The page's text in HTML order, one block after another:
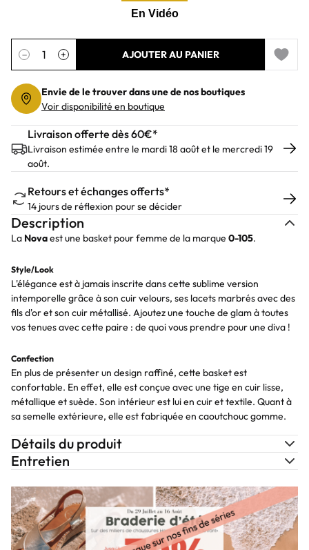
Quantité
− + AJOUTER AU PANIER
Add to
Envie de le trouver dans une de nos boutiques
Voir disponibilité en boutique
Livraison offerte dès 60€*
Livraison estimée entre le mardi 18 août et le mercredi 19
août.
Retours et échanges offerts*
14 jours de réflexion pour se décider
Description
La Novaest une basket pour femme de la marque 0-105.
Style/Look
L'élégance est à jamais inscrite dans cette sublime version
intemporelle grâce à son cuir velours, ses lacets marbrés avec des
fils d'or et son cuir métallisé. Ajoutez une touche de glam à toutes
vos tenues avec cette paire : de quoi vous prendre pour une diva !
Confection
En plus de présenter un design raffiné, cette basket est
confortable. En effet, elle est conçue avec une tige en cuir lisse,
métallique et suède. Son intérieur est lui en cuir et textile. Quant à
sa semelle extérieure, elle est fabriquée en caoutchouc gomme.
Détails du produit
Entretien